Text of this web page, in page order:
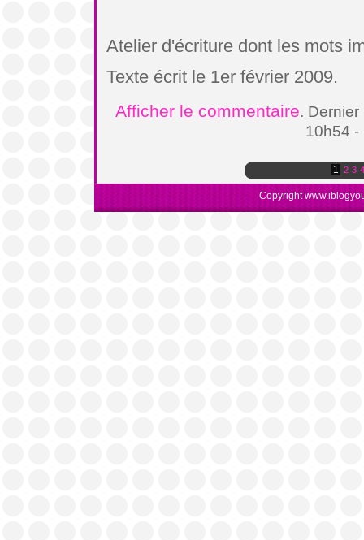
Atelier d'écriture dont les mots
Texte écrit le 1er février 2009.
Afficher le commentaire.
10h54 -
1 2 3 4
Copyright